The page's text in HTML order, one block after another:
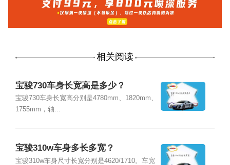
相关阅读
宝骏730车身长宽高是多少？
宝骏730车身长宽高分别是4780mm、1820mm、
1755mm，轴...
宝骏310w车身多长多宽？
宝骏310w车身尺寸长宽分别是4620/1710。车宽